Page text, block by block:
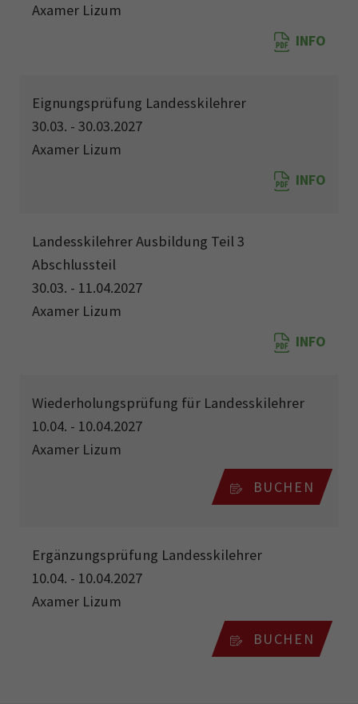
Axamer Lizum
INFO
Eignungsprüfung Landesskilehrer
30.03. - 30.03.2027
Axamer Lizum
INFO
Landesskilehrer Ausbildung Teil 3
Abschlussteil
30.03. - 11.04.2027
Axamer Lizum
INFO
Wiederholungsprüfung für Landesskilehrer
10.04. - 10.04.2027
Axamer Lizum
BUCHEN
Ergänzungsprüfung Landesskilehrer
10.04. - 10.04.2027
Axamer Lizum
BUCHEN